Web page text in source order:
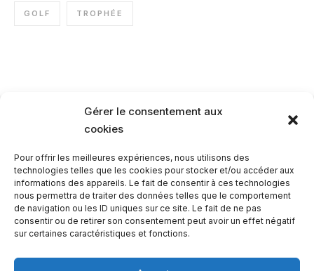
Gérer le consentement aux
cookies
Pour offrir les meilleures expériences, nous utilisons des
technologies telles que les cookies pour stocker et/ou accéder aux
informations des appareils. Le fait de consentir à ces technologies
nous permettra de traiter des données telles que le comportement
de navigation ou les ID uniques sur ce site. Le fait de ne pas
consentir ou de retirer son consentement peut avoir un effet négatif
sur certaines caractéristiques et fonctions.
GOLF TROPHÉE
Copyright © 2026. CréationSPCONSULTING INFORMATIQUE.